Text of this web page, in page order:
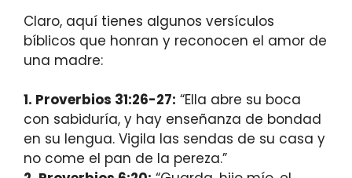
Claro, aquí tienes algunos versículos
bíblicos que honran y reconocen el amor de
una madre:
1. Proverbios 31:26-27: “Ella abre su boca
con sabiduría, y hay enseñanza de bondad
en su lengua. Vigila las sendas de su casa y
no come el pan de la pereza.”